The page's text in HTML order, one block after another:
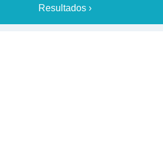
Resultados ›